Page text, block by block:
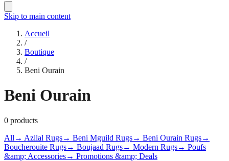
Skip to main content
Accueil
/
Boutique
/
Beni Ourain
Beni Ourain
0 products
All → Azilal Rugs→ Beni Mguild Rugs→ Beni Ourain Rugs→
Boucherouite Rugs→ Boujaad Rugs→ Modern Rugs→ Poufs
&amp; Accessories→ Promotions &amp; Deals